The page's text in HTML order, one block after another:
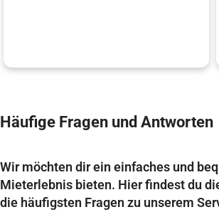
Häufige Fragen und Antworten
Wir möchten dir ein einfaches und
Mieterlebnis bieten. Hier findest du
die häufigsten Fragen zu unserem